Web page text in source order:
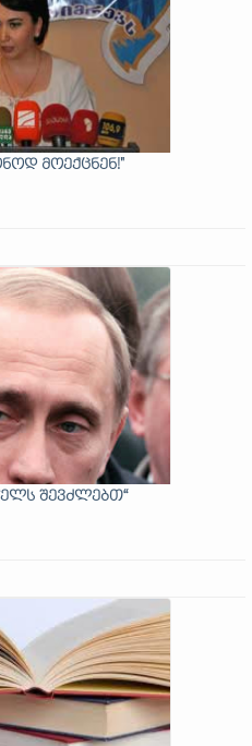
მოექცნენ!"
შევძლებთ“